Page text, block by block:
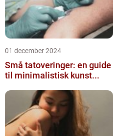
01 december 2024
Små tatoveringer: en guide
til minimalistisk kunst...